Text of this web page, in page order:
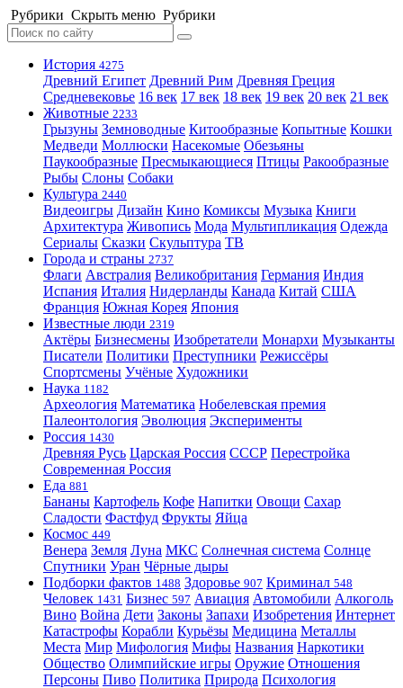
Рубрики Скрыть меню Рубрики
История 4275
Древний Египет Древний Рим Древняя Греция
Средневековье 16 век 17 век 18 век 19 век 20 век 21 век
Животные 2233
Грызуны Земноводные Китообразные Копытные Кошки
Медведи Моллюски Насекомые Обезьяны
Паукообразные Пресмыкающиеся Птицы Ракообразные
Рыбы Слоны Собаки
Культура 2440
Видеоигры Дизайн Кино Комиксы Музыка Книги
Архитектура Живопись Мода Мультипликация Одежда
Сериалы Сказки Скульптура ТВ
Города и страны 2737
Флаги Австралия Великобритания Германия Индия
Испания Италия Нидерланды Канада Китай США
Франция Южная Корея Япония
Известные люди 2319
Актёры Бизнесмены Изобретатели Монархи Музыканты
Писатели Политики Преступники Режиссёры
Спортсмены Учёные Художники
Наука 1182
Археология Математика Нобелевская премия
Палеонтология Эволюция Эксперименты
Россия 1430
Древняя Русь Царская Россия СССР Перестройка
Современная Россия
Еда 881
Бананы Картофель Кофе Напитки Овощи Сахар
Сладости Фастфуд Фрукты Яйца
Космос 449
Венера Земля Луна МКС Солнечная система Солнце
Спутники Уран Чёрные дыры
Подборки фактов 1488 Здоровье 907 Криминал 548
Человек 1431 Бизнес 597 Авиация Автомобили Алкоголь
Вино Война Дети Законы Запахи Изобретения Интернет
Катастрофы Корабли Курьёзы Медицина Металлы
Места Мир Мифология Мифы Названия Наркотики
Общество Олимпийские игры Оружие Отношения
Персоны Пиво Политика Природа Психология